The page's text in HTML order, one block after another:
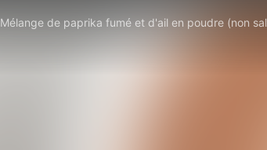
Mélange de paprika fumé et d'ail en poudre (non